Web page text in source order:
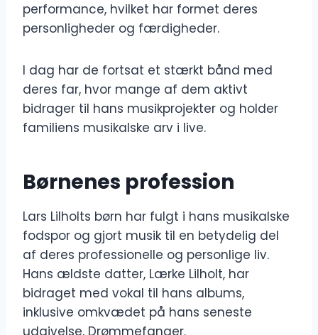
performance, hvilket har formet deres
personligheder og færdigheder.
I dag har de fortsat et stærkt bånd med
deres far, hvor mange af dem aktivt
bidrager til hans musikprojekter og holder
familiens musikalske arv i live.
Børnenes profession
Lars Lilholts børn har fulgt i hans musikalske
fodspor og gjort musik til en betydelig del
af deres professionelle og personlige liv.
Hans ældste datter, Lærke Lilholt, har
bidraget med vokal til hans albums,
inklusive omkvædet på hans seneste